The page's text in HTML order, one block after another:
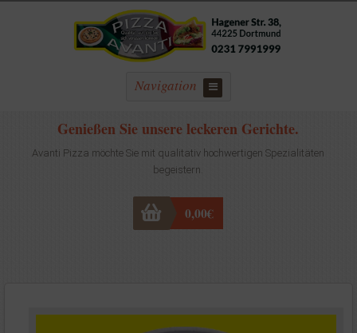
Navigation
Genießen Sie unsere leckeren Gerichte.
Avanti Pizza möchte Sie mit qualitativ hochwertigen Spezialitäten
begeistern.
0,00€